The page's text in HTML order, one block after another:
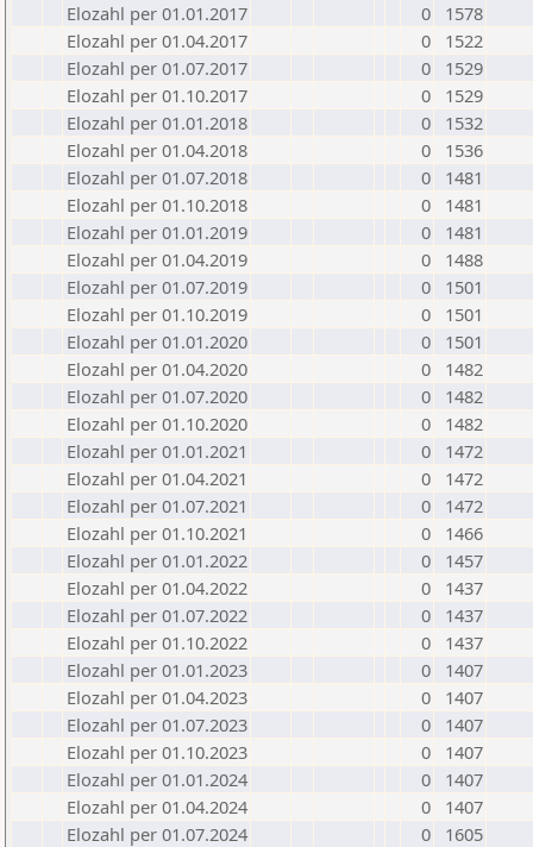
Elozahl per 01.01.2017
0
1578
Elozahl per 01.04.2017
0
1522
Elozahl per 01.07.2017
0
1529
Elozahl per 01.10.2017
0
1529
Elozahl per 01.01.2018
0
1532
Elozahl per 01.04.2018
0
1536
Elozahl per 01.07.2018
0
1481
Elozahl per 01.10.2018
0
1481
Elozahl per 01.01.2019
0
1481
Elozahl per 01.04.2019
0
1488
Elozahl per 01.07.2019
0
1501
Elozahl per 01.10.2019
0
1501
Elozahl per 01.01.2020
0
1501
Elozahl per 01.04.2020
0
1482
Elozahl per 01.07.2020
0
1482
Elozahl per 01.10.2020
0
1482
Elozahl per 01.01.2021
0
1472
Elozahl per 01.04.2021
0
1472
Elozahl per 01.07.2021
0
1472
Elozahl per 01.10.2021
0
1466
Elozahl per 01.01.2022
0
1457
Elozahl per 01.04.2022
0
1437
Elozahl per 01.07.2022
0
1437
Elozahl per 01.10.2022
0
1437
Elozahl per 01.01.2023
0
1407
Elozahl per 01.04.2023
0
1407
Elozahl per 01.07.2023
0
1407
Elozahl per 01.10.2023
0
1407
Elozahl per 01.01.2024
0
1407
Elozahl per 01.04.2024
0
1407
Elozahl per 01.07.2024
0
1605